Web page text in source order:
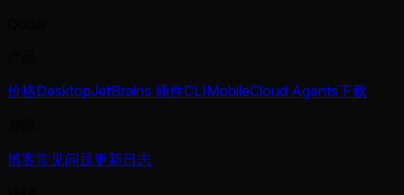
价格DesktopJetBrains 插件CLIMobileCloud Agents下载
博客常见问题更新日志